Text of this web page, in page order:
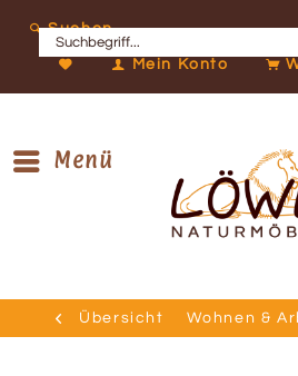
Suchen
Mein Konto
Menü
Übersicht Wohnen &